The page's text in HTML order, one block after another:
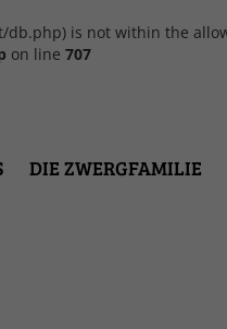
db.php) is not within the
on line 707
DIE ZWERGFAMILIE